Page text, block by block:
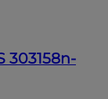
303158n-